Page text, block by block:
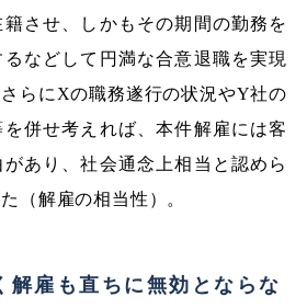
させ、しかもその期間の勤務を
などして円満な合意退職を実現
らにXの職務遂行の状況やY社の
併せ考えれば、本件解雇には客
あり、社会通念上相当と認めら
（解雇の相当性）。
解雇も直ちに無効とならな